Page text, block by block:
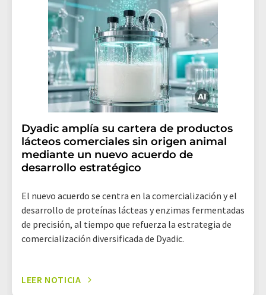
Dyadic amplía su cartera de productos
lácteos comerciales sin origen animal
mediante un nuevo acuerdo de
desarrollo estratégico
El nuevo acuerdo se centra en la comercialización y el
desarrollo de proteínas lácteas y enzimas fermentadas
de precisión, al tiempo que refuerza la estrategia de
comercialización diversificada de Dyadic.
LEER NOTICIA